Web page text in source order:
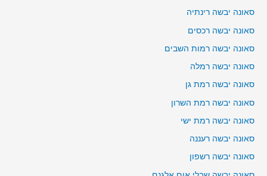
סאונה יבשה רינתיה
סאונה יבשה רכסים
סאונה יבשה רמות השבים
סאונה יבשה רמלה
סאונה יבשה רמת גן
סאונה יבשה רמת השרון
סאונה יבשה רמת ישי
סאונה יבשה רעננה
סאונה יבשה רשפון